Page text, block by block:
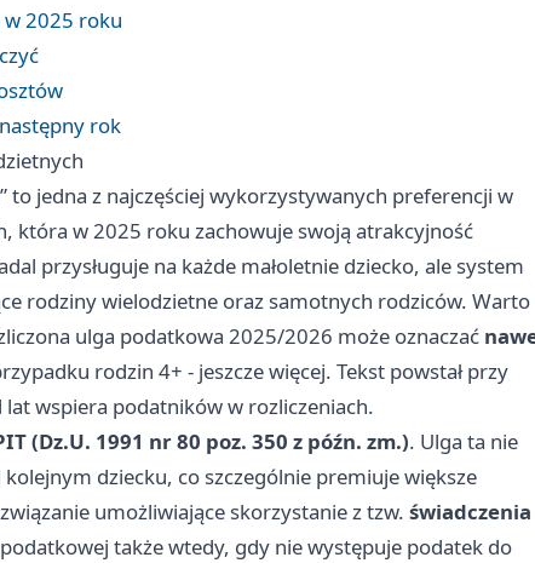
w 2025 roku
rok
to jedna z najczęściej wykorzystywanych preferencji w
która w 2025 roku zachowuje swoją atrakcyjność
przysługuje na każde małoletnie dziecko, ale system
rodziny wielodzietne oraz samotnych rodziców. Warto
ulga podatkowa 2025/2026 może oznaczać
rodzin 4+ - jeszcze więcej. Tekst powstał przy
wspiera podatników w rozliczeniach.
(Dz.U. 1991 nr 80 poz. 350 z późn. zm.). Ulga ta nie
dziecku, co szczególnie premiuje większe
umożliwiające skorzystanie z tzw. świadczenia
także wtedy, gdy nie występuje podatek do